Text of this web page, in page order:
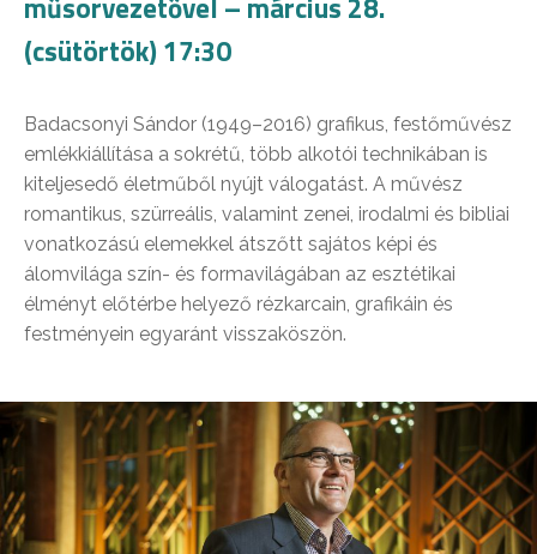
(csütörtök) 17:30
Badacsonyi Sándor (1949–2016) grafikus, festőművész
emlékkiállítása a sokrétű, több alkotói technikában is
kiteljesedő életműből nyújt válogatást. A művész
romantikus, szürreális, valamint zenei, irodalmi és bibliai
vonatkozású elemekkel átszőtt sajátos képi és
álomvilága szín- és formavilágában az esztétikai
élményt előtérbe helyező rézkarcain, grafikáin és
festményein egyaránt visszaköszön.